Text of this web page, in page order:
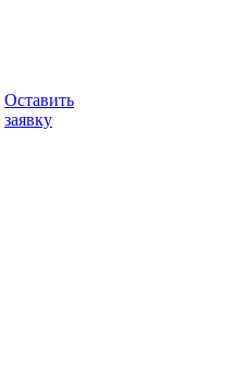
Оставить
заявку